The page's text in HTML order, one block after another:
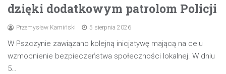
dzięki dodatkowym patrolom Policji
Przemysław Kamiński 5 sierpnia 2026
W Pszczynie zawiązano kolejną inicjatywę mającą na celu
wzmocnienie bezpieczeństwa społeczności lokalnej. W dniu
5…